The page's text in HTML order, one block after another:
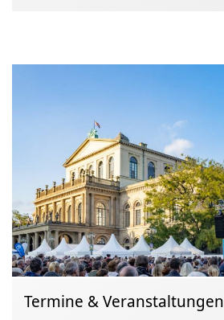
Termine & Veranstaltungen